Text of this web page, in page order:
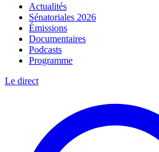
Actualités
Sénatoriales 2026
Émissions
Documentaires
Podcasts
Programme
Le direct